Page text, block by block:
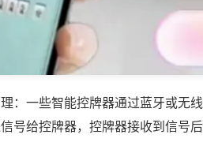
：一些智能控牌器通过蓝牙或无
号给控牌器，控牌器接收到信号